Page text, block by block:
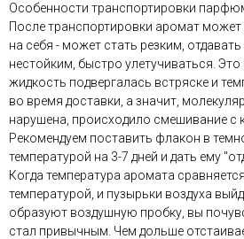
Особенности транспортировки
После транспортировки аромат
на себя - может стать резким,
нестойким, быстро улетучиваться. Это
жидкость подвергалась встряске и
во время доставки, а значит,
нарушена, происходило смешивание с
Рекомендуем поставить флакон в
температурой на 3-7 дней и дать ему
Когда температура аромата
температурой, и пузырьки воздуха
образуют воздушную пробку, вы
стал привычным. Чем дольше